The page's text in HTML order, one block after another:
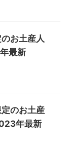
お土産人
最新
のお土産
年最新